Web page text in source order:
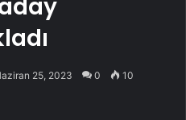
25, 2023 0 10